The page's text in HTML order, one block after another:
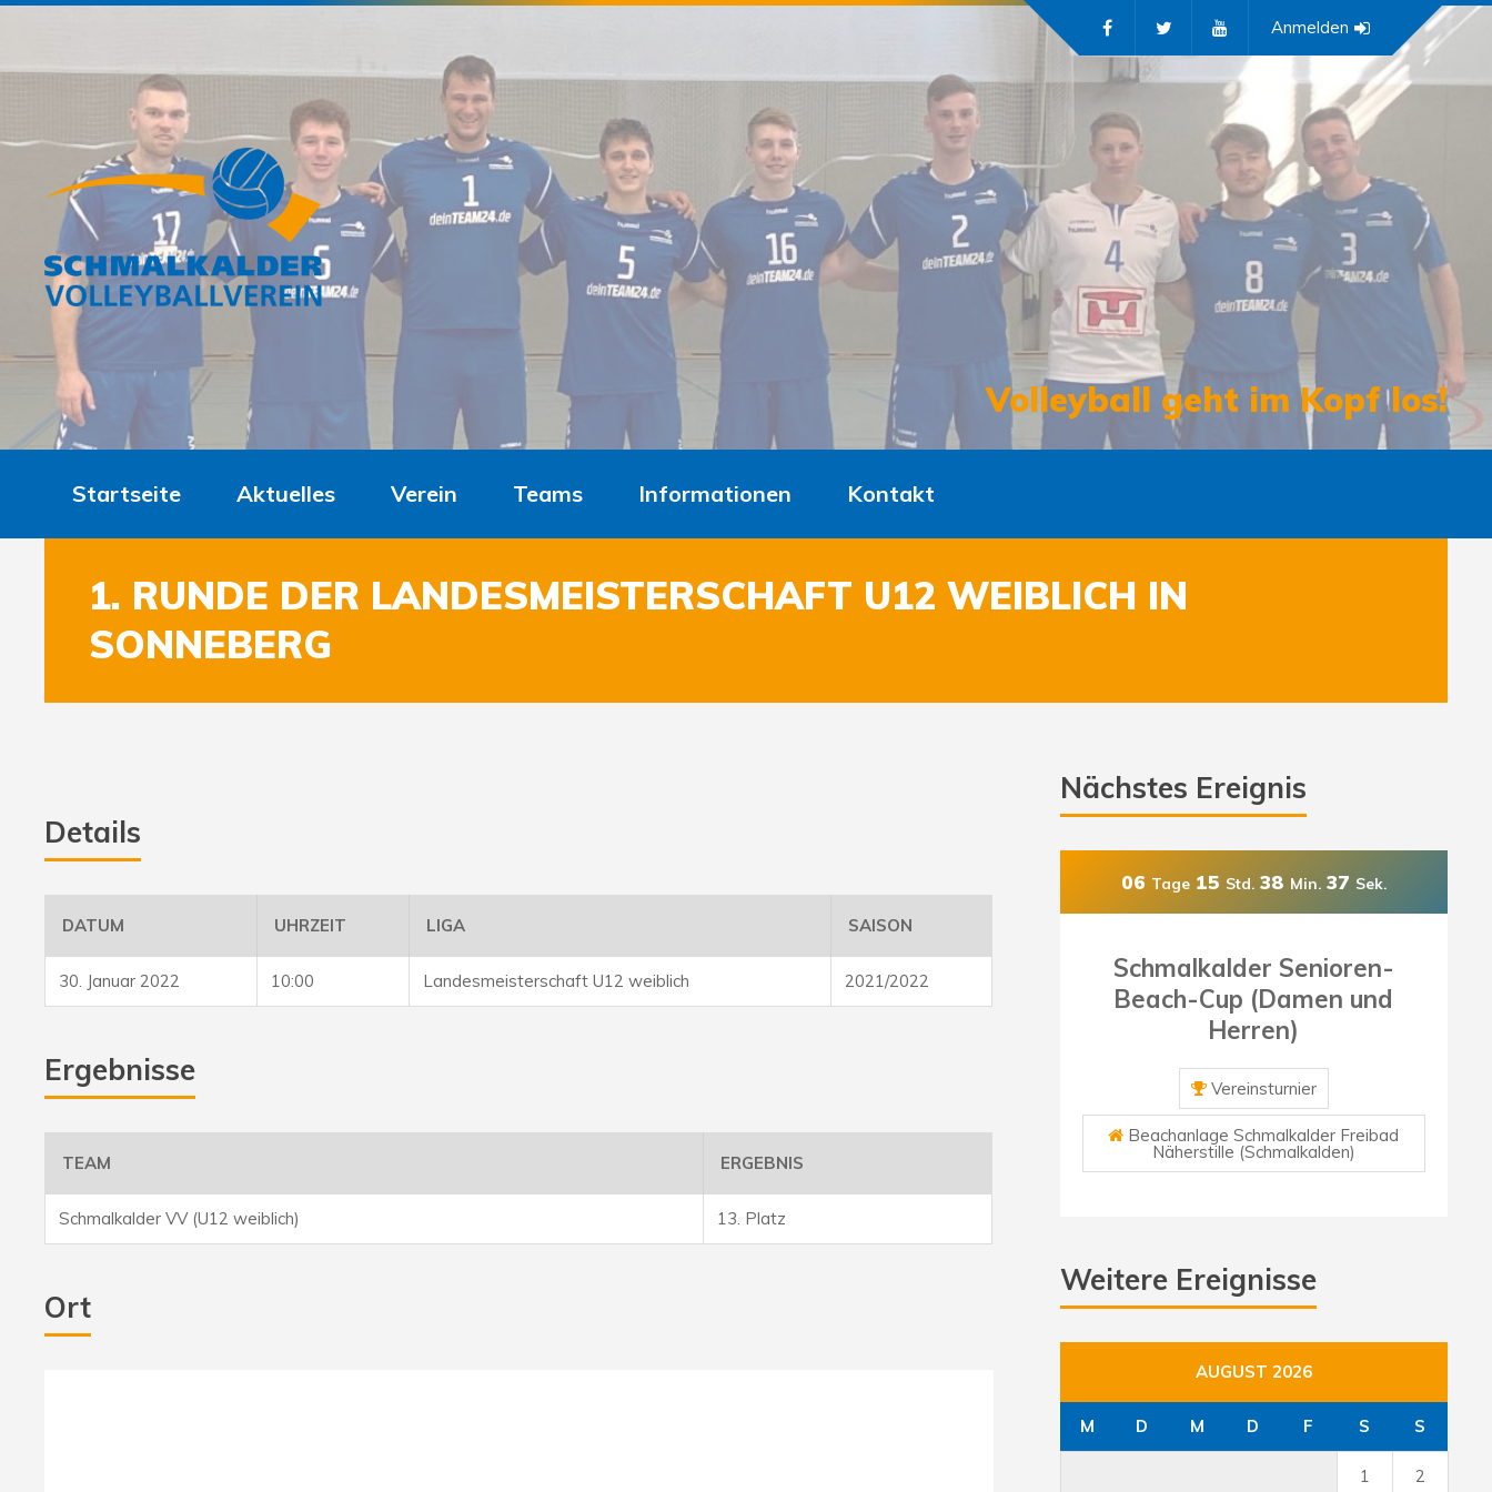
Volleyball geht im Kopf los!
Anmelden
Startseite Aktuelles Verein Teams Informationen Kontakt
1. RUNDE DER LANDESMEISTERSCHAFT U12 WEIBLICH IN
SONNEBERG
Details
DATUM UHRZEIT LIGA SAISON
30. Januar 2022 10:00 Landesmeisterschaft U12 weiblich 2021/2022
Ergebnisse
TEAM ERGEBNIS
Schmalkalder VV (U12 weiblich) 13. Platz
Ort
Nächstes Ereignis
06 Tage 15 Std. 38 Min. 36 Sek.
Schmalkalder Senioren-
Beach-Cup (Damen und
Herren)
Vereinsturnier
Beachanlage Schmalkalder Freibad
Näherstille (Schmalkalden)
Weitere Ereignisse
AUGUST 2026
M D M D F S S
1 2